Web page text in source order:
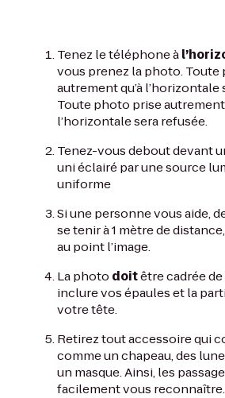
Tenez le téléphone à
vous prenez la photo.
autrement qu’à l’horizontale
Toute photo prise autrement
l’horizontale sera refusée.
Tenez-vous debout devant
uni éclairé par une source
uniforme
Si une personne vous aide,
se tenir à 1 mètre de
au point l’image.
La photo doitêtre cadrée
inclure vos épaules et la
votre tête.
Retirez tout accessoire qui
comme un chapeau, des
un masque. Ainsi, les
facilement vous reconnaître.